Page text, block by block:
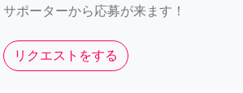
サポーターから応募が来ます！
リクエストをする